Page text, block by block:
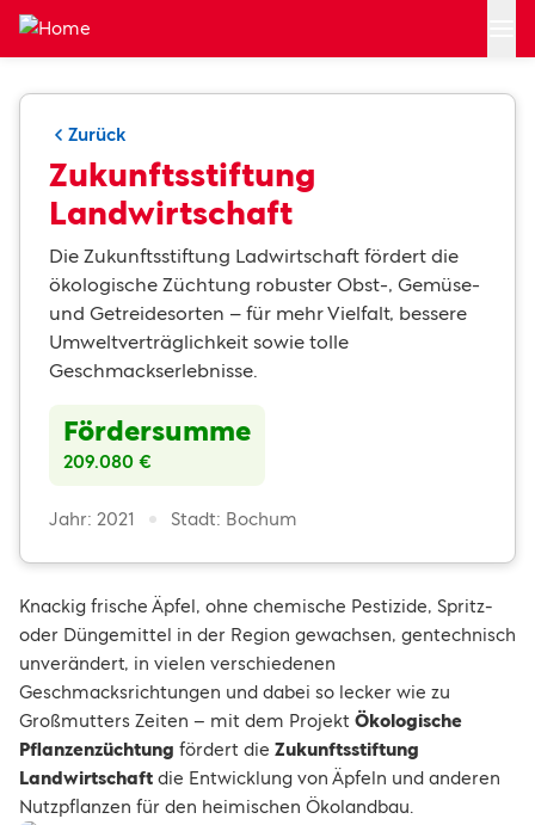
Zum Hauptinhalt springen
Zurück
Zukunftsstiftung
Landwirtschaft
Die Zukunftsstiftung Ladwirtschaft fördert die
ökologische Züchtung robuster Obst-, Gemüse-
und Getreidesorten – für mehr Vielfalt, bessere
Umweltverträglichkeit sowie tolle
Geschmackserlebnisse.
Fördersumme
209.080 €
Jahr: 2021 Stadt: Bochum
Knackig frische Äpfel, ohne chemische Pestizide, Spritz-
oder Düngemittel in der Region gewachsen, gentechnisch
unverändert, in vielen verschiedenen
Geschmacksrichtungen und dabei so lecker wie zu
Großmutters Zeiten – mit dem Projekt Ökologische
Pflanzenzüchtung fördert die Zukunftsstiftung
Landwirtschaft die Entwicklung von Äpfeln und anderen
Nutzpflanzen für den heimischen Ökolandbau.